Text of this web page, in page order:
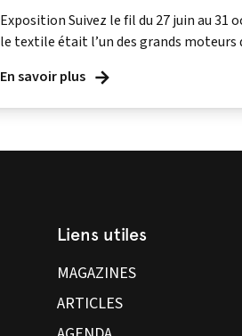
Exposition Suivez le fil du 27 juin au 31
le textile était l’un des grands moteurs
En savoir plus
Liens utiles
MAGAZINES
ARTICLES